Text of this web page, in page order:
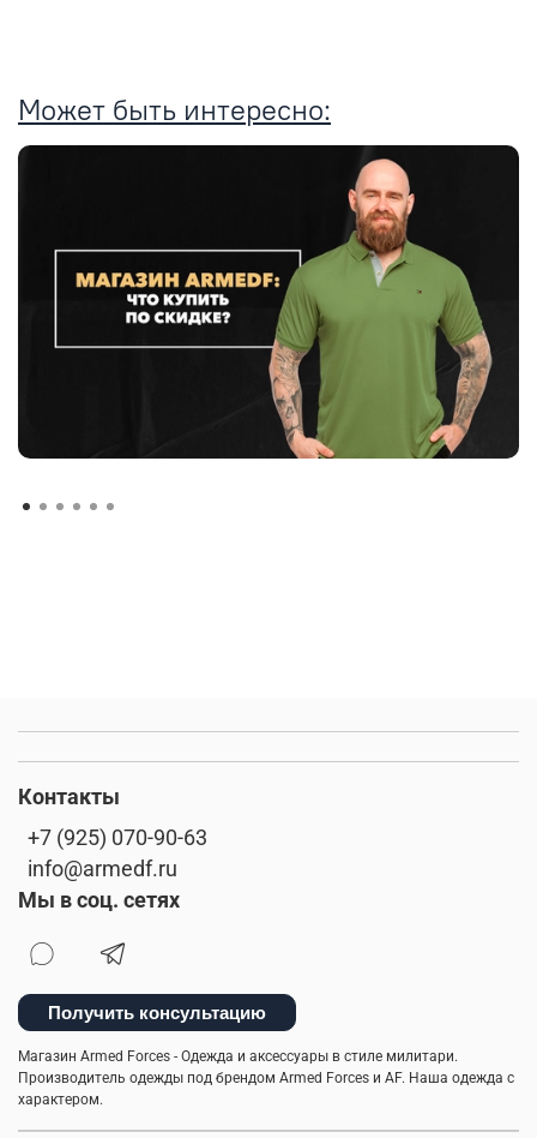
Может быть интересно:
Контакты
+7 (925) 070-90-63
info@armedf.ru
Мы в соц. сетях
Получить консультацию
Магазин Armed Forces - Одежда и аксессуары в стиле милитари.
Производитель одежды под брендом Armed Forces и AF. Наша одежда с
характером.